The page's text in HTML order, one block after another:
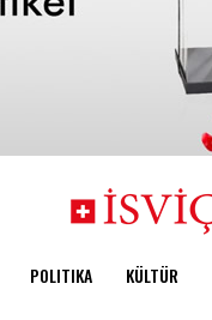
POLITIKA KÜLTÜR